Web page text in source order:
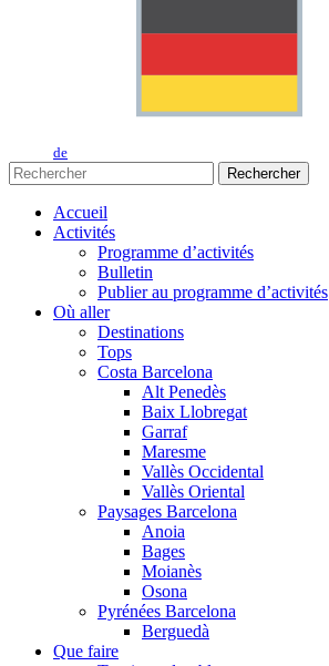
de
Rechercher
Accueil
Activités
Programme d’activités
Bulletin
Publier au programme d’activités
Où aller
Destinations
Tops
Costa Barcelona
Alt Penedès
Baix Llobregat
Garraf
Maresme
Vallès Occidental
Vallès Oriental
Paysages Barcelona
Anoia
Bages
Moianès
Osona
Pyrénées Barcelona
Berguedà
Que faire